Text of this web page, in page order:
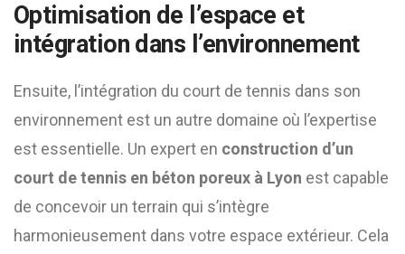
Optimisation de l’espace et
intégration dans l’environnement
Ensuite, l’intégration du court de tennis dans son
environnement est un autre domaine où l’expertise
est essentielle. Un expert en construction d’un
court de tennis en béton poreux à Lyon est capable
de concevoir un terrain qui s’intègre
harmonieusement dans votre espace extérieur. Cela